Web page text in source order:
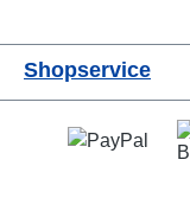
Shopservice